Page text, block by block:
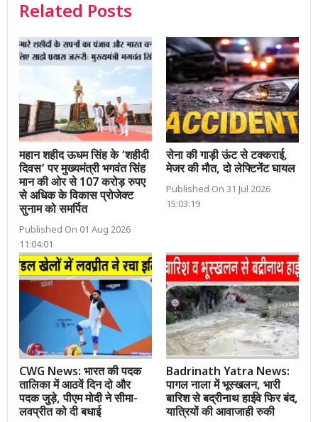
Related Posts
महान शहीद ऊधम सिंह के ‘शहीदी
दिवस’ पर मुख्यमंत्री भगवंत सिंह
मान की ओर से 107 करोड़ रुपए
से अधिक के विकास प्रोजेक्ट
सुनाम को समर्पित
Published On 01 Aug 2026
11:04:01
सेना की गाड़ी ऊंट से टक्कराई,
मेजर की मौत, दो लेफ्टिनेंट घायल
Published On 31 Jul 2026
15:03:19
CWG News: भारत की पदक
तालिका में आठवें दिन दो और
पदक जुड़े, पीएम मोदी ने सीमा-
लवप्रीत को दी बधाई
Badrinath Yatra News:
पागल नाला में भूस्खलन, भारी
बारिश से बद्रीनाथ हाईवे फिर बंद,
यात्रियों की आवाजाही रुकी